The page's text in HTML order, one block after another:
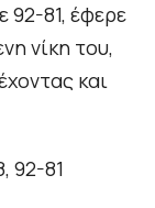
92-81, έφερε
νίκη του,
και
92-81